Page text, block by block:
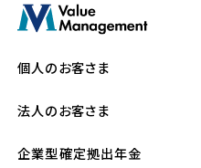
個人のお客さま
法人のお客さま
企業型確定拠出年金